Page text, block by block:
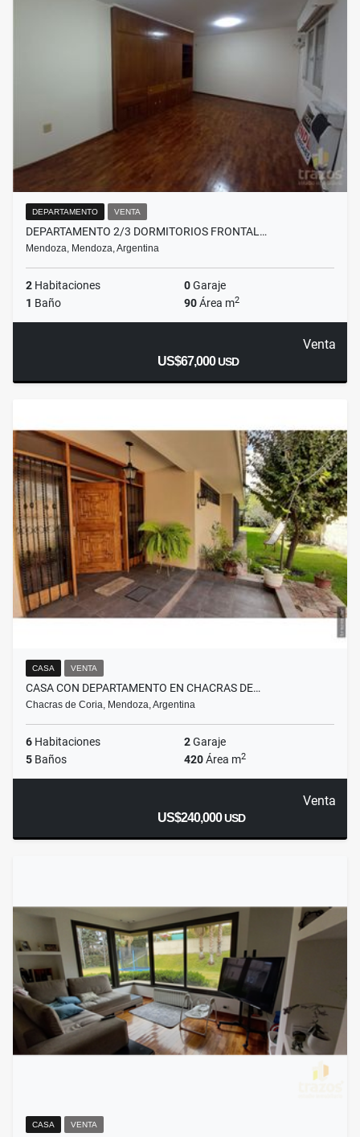
DEPARTAMENTO VENTA
DEPARTAMENTO 2/3 DORMITORIOS FRONTAL…
Mendoza, Mendoza, Argentina
2 Habitaciones 0Garaje
1 Baño 90Área m2
Venta
US$67,000USD
CASA VENTA
CASA CON DEPARTAMENTO EN CHACRAS DE…
Chacras de Coria, Mendoza, Argentina
6 Habitaciones 2Garaje
5 Baños 420Área m2
Venta
US$240,000USD
CASA VENTA